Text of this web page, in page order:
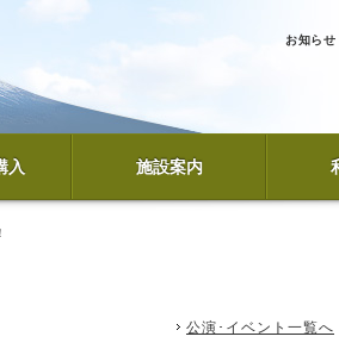
お知らせ
入 施設案内
公演･イベント一覧へ